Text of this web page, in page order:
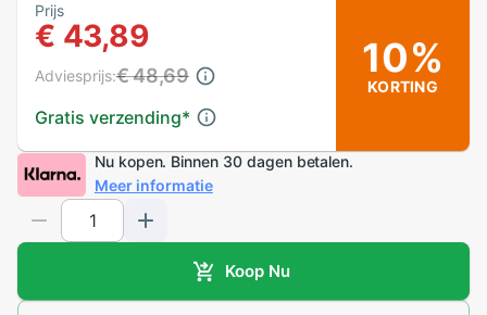
Prijs
€ 43,89
Gratis verzending*
Adviesprijs:€ 48,69 10%
KORTING
Nu kopen. Binnen 30 dagen betalen.
Meer informatie
Koop Nu